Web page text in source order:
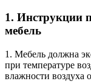
1. Инструкции
мебель
1. Мебель должна
при температуре
влажности воздуха